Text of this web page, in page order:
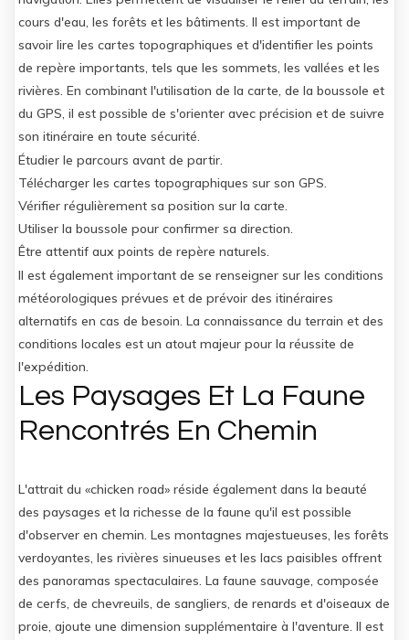
cours d'eau, les forêts et les bâtiments. Il est important de
savoir lire les cartes topographiques et d'identifier les points
de repère importants, tels que les sommets, les vallées et les
rivières. En combinant l'utilisation de la carte, de la boussole et
du GPS, il est possible de s'orienter avec précision et de suivre
son itinéraire en toute sécurité.
Étudier le parcours avant de partir.
Télécharger les cartes topographiques sur son GPS.
Vérifier régulièrement sa position sur la carte.
Utiliser la boussole pour confirmer sa direction.
Être attentif aux points de repère naturels.
Il est également important de se renseigner sur les conditions
météorologiques prévues et de prévoir des itinéraires
alternatifs en cas de besoin. La connaissance du terrain et des
conditions locales est un atout majeur pour la réussite de
l'expédition.
Les Paysages Et La Faune
Rencontrés En Chemin
L'attrait du «chicken road» réside également dans la beauté
des paysages et la richesse de la faune qu'il est possible
d'observer en chemin. Les montagnes majestueuses, les forêts
verdoyantes, les rivières sinueuses et les lacs paisibles offrent
des panoramas spectaculaires. La faune sauvage, composée
de cerfs, de chevreuils, de sangliers, de renards et d'oiseaux de
proie, ajoute une dimension supplémentaire à l'aventure. Il est